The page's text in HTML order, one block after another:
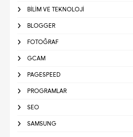
BILIM VE TEKNOLOJI
BLOGGER
FOTOĞRAF
GCAM
PAGESPEED
PROGRAMLAR
SEO
SAMSUNG